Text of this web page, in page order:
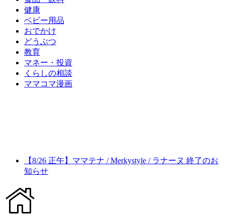
健康
ベビー用品
おでかけ
どうぶつ
教育
マネー・投資
くらしの相談
ママコマ漫画
【8/26 正午】ママテナ / Merkystyle / ラナーヌ 終了のお
知らせ